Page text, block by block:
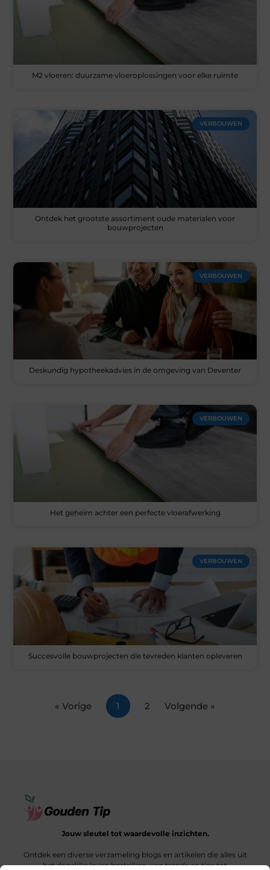
M2 vloeren: duurzame vloeroplossingen voor elke ruimte
VERBOUWEN
Ontdek het grootste assortiment oude materialen voor
bouwprojecten
VERBOUWEN
Deskundig hypotheekadvies in de omgeving van Deventer
VERBOUWEN
Het geheim achter een perfecte vloerafwerking
VERBOUWEN
Succesvolle bouwprojecten die tevreden klanten opleveren
« Vorige 1 2 Volgende »
Jouw sleutel tot waardevolle inzichten.
Ontdek een diverse verzameling blogs en artikelen die alles uit
het dagelijks leven bestrijken, van trends en tips tot